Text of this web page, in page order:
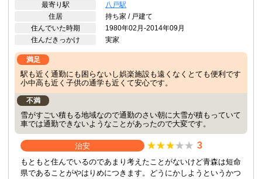
最寄り駅
八戸駅
住居
持ち家 / 戸建て
住んでいた時期
1980年02月-2014年09月
住んだきっかけ
実家
満足
駅も近く通勤にも困らないし娯楽施設も遠くなくとても便利です
小中高も近く子供の通学も近くて安心です。
不満
雪がすごい積もる地域なので通勤のさい朝に大雪が積もっていて
車では通勤できないようなことがあったので大変です。
治安 3
もともと住んでいるのであまり考えたことがないけど青森は短命
県であることがやはりめにつきます。どうにかしようというかつ